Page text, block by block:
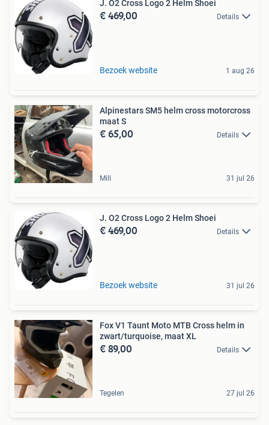
J. O2 Cross Logo 2 Helm Shoei
€ 469,00 Details
Bezoek website 1 aug 26
Alpinestars SM5 helm cross motorcross
maat S
€ 65,00 Details
Mill 31 jul 26
J. O2 Cross Logo 2 Helm Shoei
€ 469,00 Details
Bezoek website 31 jul 26
Fox V1 Taunt Moto MTB Cross helm in
zwart/turquoise, maat XL
€ 89,00 Details
Tegelen 27 jul 26